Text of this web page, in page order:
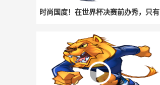
时尚国度！在世界杯决赛前办秀，只有